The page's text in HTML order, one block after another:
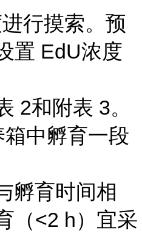
行摸索。预
置 EdU浓度
2和附表 3。
箱中孵育一段
孵育时间相
（<2 h）宜采